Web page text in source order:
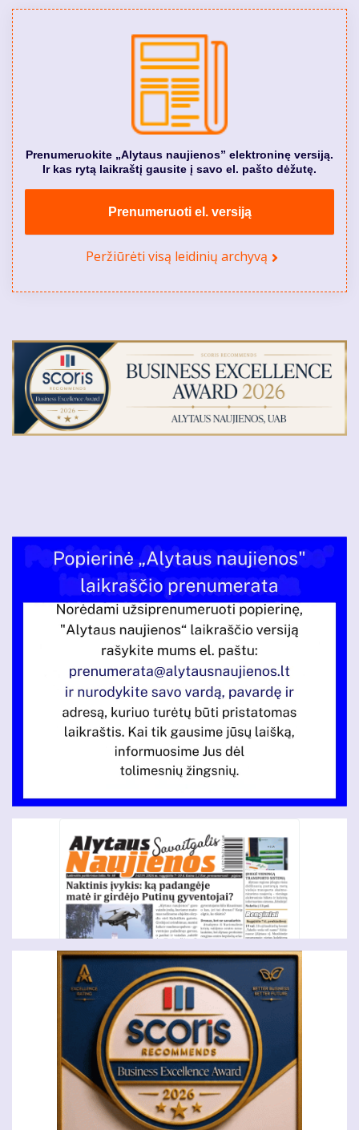
Prenumeruokite „Alytaus naujienos” elektroninę versiją.
Ir kas rytą laikraštį gausite į savo el. pašto dėžutę.
Prenumeruoti el. versiją
Peržiūrėti visą leidinių archyvą